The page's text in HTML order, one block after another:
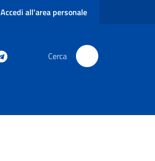
Accedi all'area personale
Cerca